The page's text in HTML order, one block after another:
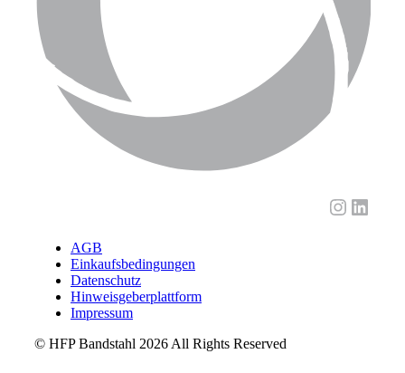
AGB
Einkaufsbedingungen
Datenschutz
Hinweisgeberplattform
Impressum
© HFP Bandstahl 2026 All Rights Reserved